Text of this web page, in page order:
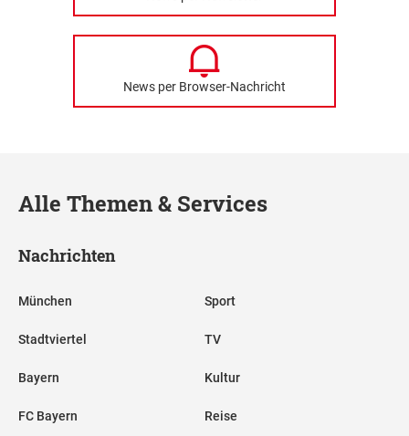
News per Browser-Nachricht
Alle Themen & Services
Nachrichten
München
Stadtviertel
Bayern
FC Bayern
Sport
TV
Kultur
Reise